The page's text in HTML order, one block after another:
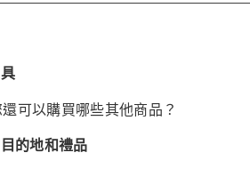
可以購買哪些其他商品？
的地和禮品